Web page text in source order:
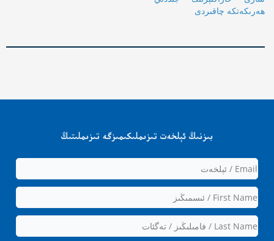
ھەرىكەتكە چاقىردى
بىزنىڭ ئېلخەت تىزىملىكىمىزگە تىزىملىتىڭ